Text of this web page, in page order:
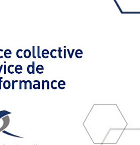
Menu
Ajoutez un logo, un bouton, des réseaux sociaux